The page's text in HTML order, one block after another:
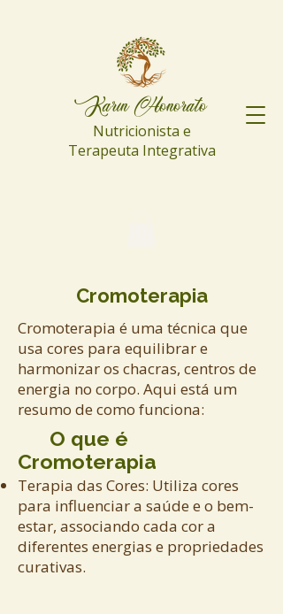
Karin Honorato
Nutricionista e
Terapeuta Integrativa
Cromoterapia
Cromoterapia é uma técnica que
usa cores para equilibrar e
harmonizar os chacras, centros de
energia no corpo. Aqui está um
resumo de como funciona:
O que é
Cromoterapia
Terapia das Cores: Utiliza cores
para influenciar a saúde e o bem-
estar, associando cada cor a
diferentes energias e propriedades
curativas.